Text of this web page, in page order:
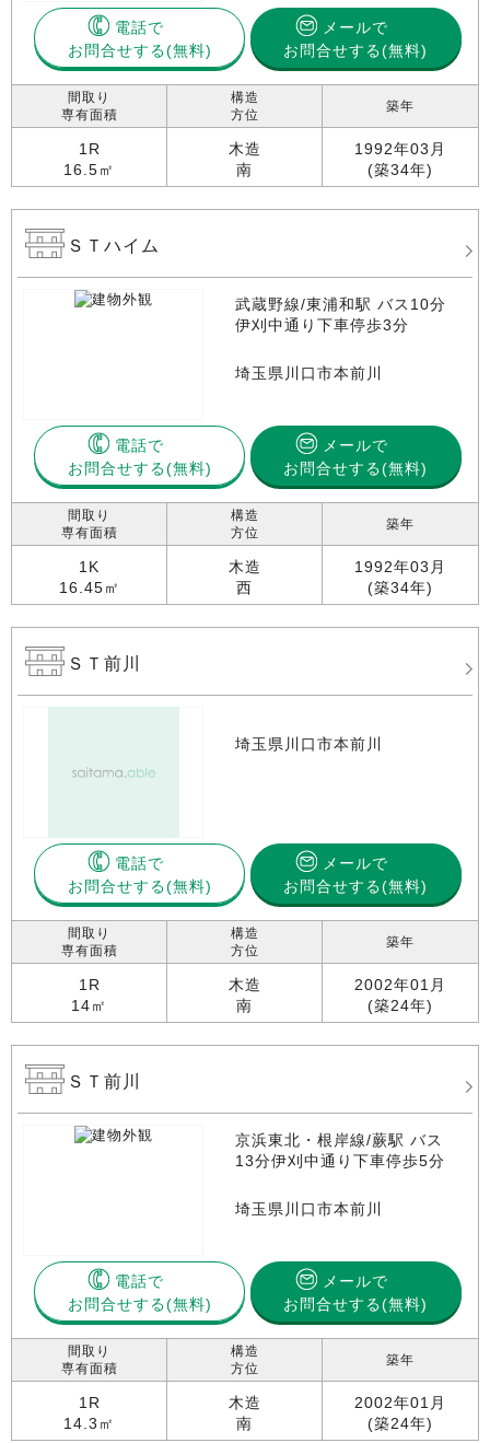
電話で
お問合せする
メールで
お問合せする(無料)
間取り
専有面積
1R
16.5㎡
構造
方位
木造
南
築年
1992年03月
(築34年)
ＳＴハイム
武蔵野線/東浦和駅 バス10分
伊刈中通り下車停歩3分
埼玉県川口市本前川
電話で
お問合せする
メールで
お問合せする(無料)
間取り
専有面積
1K
16.45㎡
構造
方位
木造
西
築年
1992年03月
(築34年)
ＳＴ前川
埼玉県川口市本前川
電話で
お問合せする
メールで
お問合せする(無料)
間取り
専有面積
1R
14㎡
構造
方位
木造
南
築年
2002年01月
(築24年)
ＳＴ前川
京浜東北・根岸線/蕨駅 バス
13分伊刈中通り下車停歩5分
埼玉県川口市本前川
電話で
お問合せする
メールで
お問合せする(無料)
間取り
専有面積
1R
14.3㎡
構造
方位
木造
南
築年
2002年01月
(築24年)